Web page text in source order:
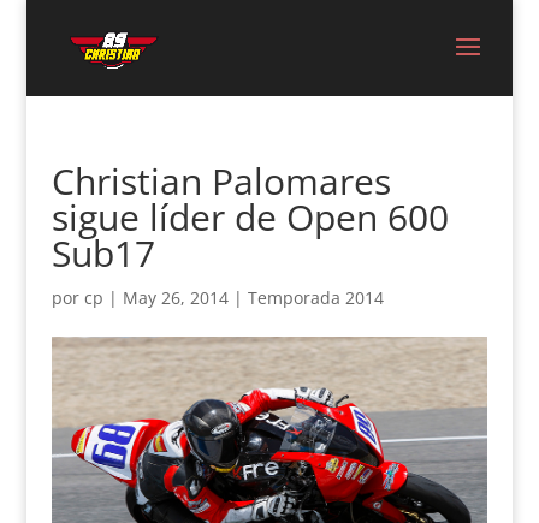
Christian Palomares
sigue líder de Open 600
Sub17
por cp | May 26, 2014| Temporada 2014